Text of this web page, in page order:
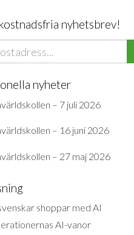
nyhetsbrev!
nyheter
– 7 juli 2026
– 16 juni 2026
– 27 maj 2026
shoppar med AI
AI-vanor